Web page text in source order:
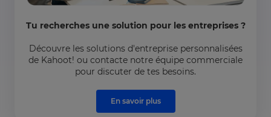
Tu recherches une solution pour les entreprises ?
Découvre les solutions d'entreprise personnalisées
de Kahoot! ou contacte notre équipe commerciale
pour discuter de tes besoins.
En savoir plus